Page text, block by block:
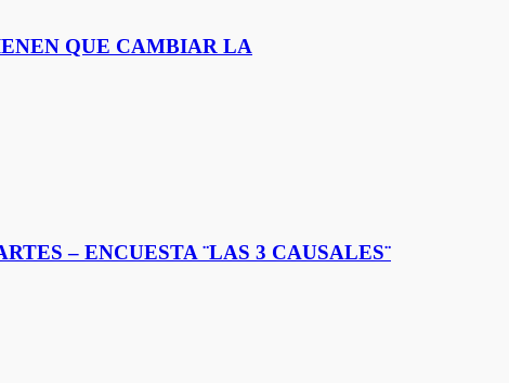
QUE CAMBIAR LA
– ENCUESTA ¨LAS 3 CAUSALES¨